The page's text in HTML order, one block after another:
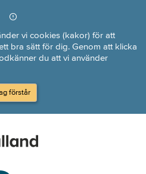
vi cookies (kakor) för att
bra sätt för dig. Genom att klicka
du att vi använder
förstår